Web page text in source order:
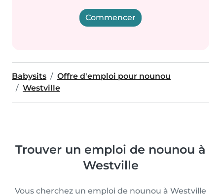
Commencer
Babysits
Offre d'emploi pour nounou
Westville
Trouver un emploi de nounou à
Westville
Vous cherchez un emploi de nounou à Westville